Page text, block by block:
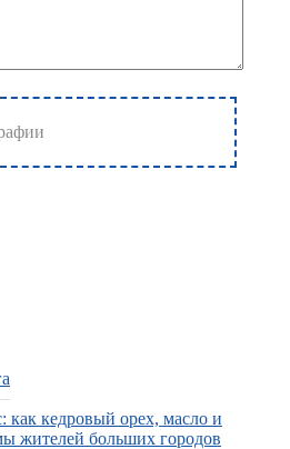
как кедровый орех, масло и
жителей больших городов